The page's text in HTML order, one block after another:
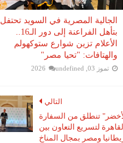
الجالية المصرية في السويد تحتفل
بتأهل الفراعنة إلى دور الـ16..
الأعلام تزين شوارع ستوكهولم
والهتافات: "تحيا مصر"
تموز 03, 2026 undefined
التالي
تنطلق من السفارة
لتسريع التعاون بين
ومصر بمجال المناخ